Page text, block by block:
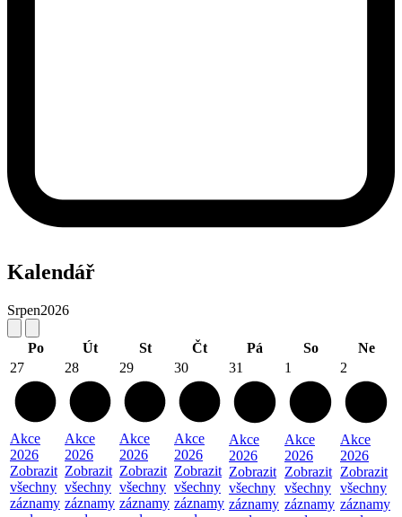
Kalendář
Srpen2026
Po Út St Čt Pá So
Ne
27
Akce
2026
Zobrazit
všechny
záznamy
28
Akce
2026
Zobrazit
všechny
záznamy
29
Akce
2026
Zobrazit
všechny
záznamy
30
Akce
2026
Zobrazit
všechny
záznamy
31
Akce
2026
Zobrazit
všechny
záznamy
1
Akce
2026
Zobrazit
všechny
záznamy
2
Akce
2026
Zobrazit
všechny
záznamy